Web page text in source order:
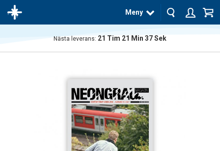
Meny
Nästa leverans: 21 Tim 21 Min 37Sek